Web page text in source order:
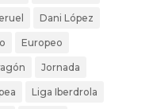
Dani López
Europeo
Jornada
Liga Iberdrola